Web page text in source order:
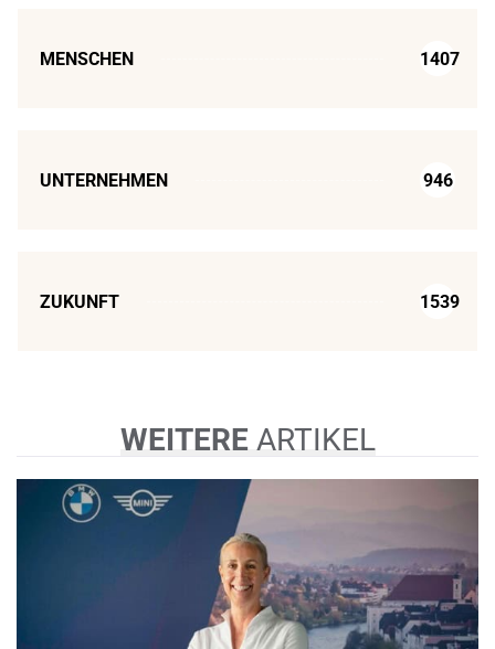
MENSCHEN 1407
UNTERNEHMEN 946
ZUKUNFT 1539
WEITEREARTIKEL